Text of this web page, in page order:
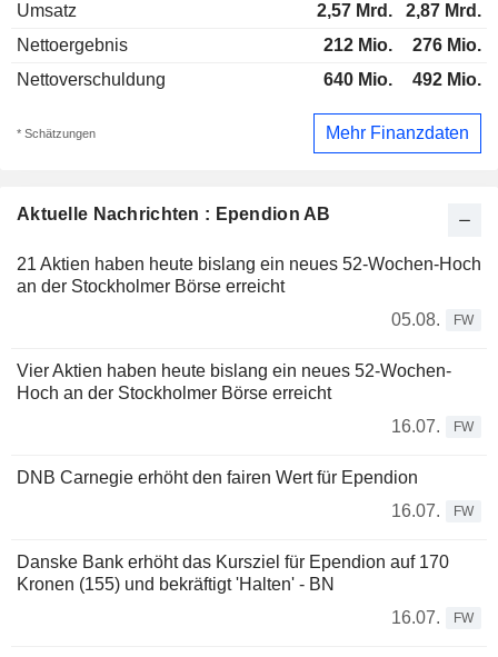
Aktuelle Nachrichten : Ependion AB
21 Aktien haben heute bislang ein neues 52-Wochen-Hoch
an der Stockholmer Börse erreicht
05.08.
FW
Vier Aktien haben heute bislang ein neues 52-Wochen-
Hoch an der Stockholmer Börse erreicht
16.07.
FW
DNB Carnegie erhöht den fairen Wert für Ependion
16.07.
FW
Danske Bank erhöht das Kursziel für Ependion auf 170
Kronen (155) und bekräftigt 'Halten' - BN
16.07.
FW
Umsatz
2,57 Mrd.
2,87 Mrd.
Nettoergebnis
212 Mio.
276 Mio.
Nettoverschuldung
640 Mio. 492 Mio.
* Schätzungen Mehr Finanzdaten